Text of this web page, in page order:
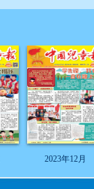
2023年12月